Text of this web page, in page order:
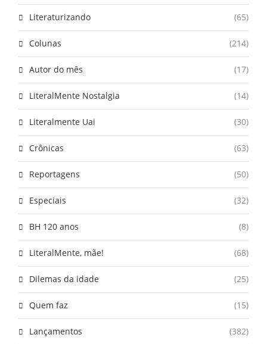
Literaturizando (65)
Colunas (214)
Autor do mês (17)
LiteralMente Nostalgia (14)
Literalmente Uai (30)
Crônicas (63)
Reportagens (50)
Especiais (32)
BH 120 anos (8)
LiteralMente, mãe! (68)
Dilemas da idade (25)
Quem faz (15)
Lançamentos (382)